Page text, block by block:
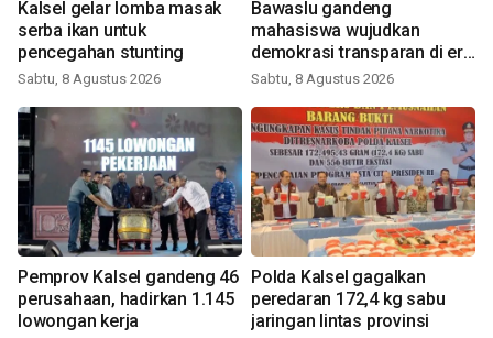
Kalsel gelar lomba masak
serba ikan untuk
pencegahan stunting
Sabtu, 8 Agustus 2026
Bawaslu gandeng
mahasiswa wujudkan
demokrasi transparan di era
digital
Sabtu, 8 Agustus 2026
Pemprov Kalsel gandeng 46
perusahaan, hadirkan 1.145
lowongan kerja
Polda Kalsel gagalkan
peredaran 172,4 kg sabu
jaringan lintas provinsi